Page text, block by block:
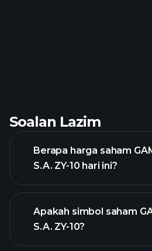
Soalan Lazim
Berapa harga saham
S.A. ZY-10 hari ini?
Apakah simbol saham
S.A. ZY-10?